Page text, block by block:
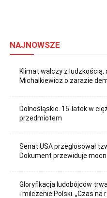
NAJNOWSZE
Klimat walczy z ludzkością,
Michalkiewicz o zarazie
Dolnośląskie. 15-latek w
przedmiotem
Senat USA przegłosował
Dokument przewiduje
Gloryfikacja ludobójców
i milczenie Polski. „Czas na